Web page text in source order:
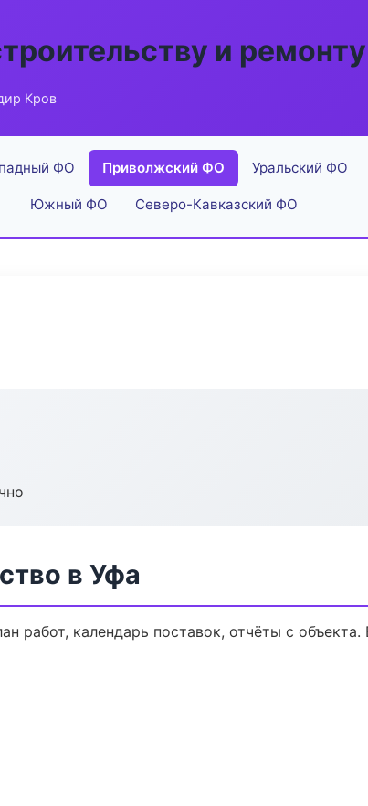
и ремонту
Кров
ФО Приволжский ФО Уральский ФО
Южный ФО Северо-Кавказский ФО
в Уфа
работ, календарь поставок, отчёты с